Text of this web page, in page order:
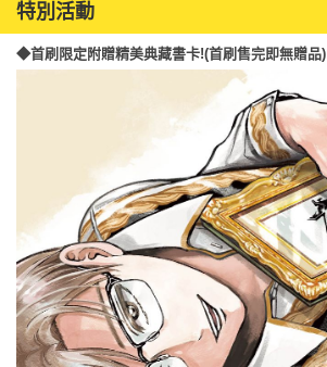
特別活動
◆首刷限定附贈精美典藏書卡!(首刷售完即無贈品)